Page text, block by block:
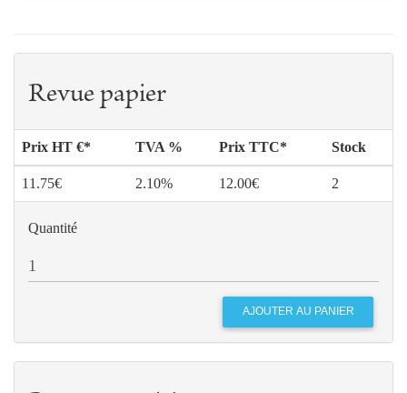
Revue papier
Prix HT €* TVA % Prix TTC* Stock
11.75€ 2.10% 12.00€ 2
Quantité